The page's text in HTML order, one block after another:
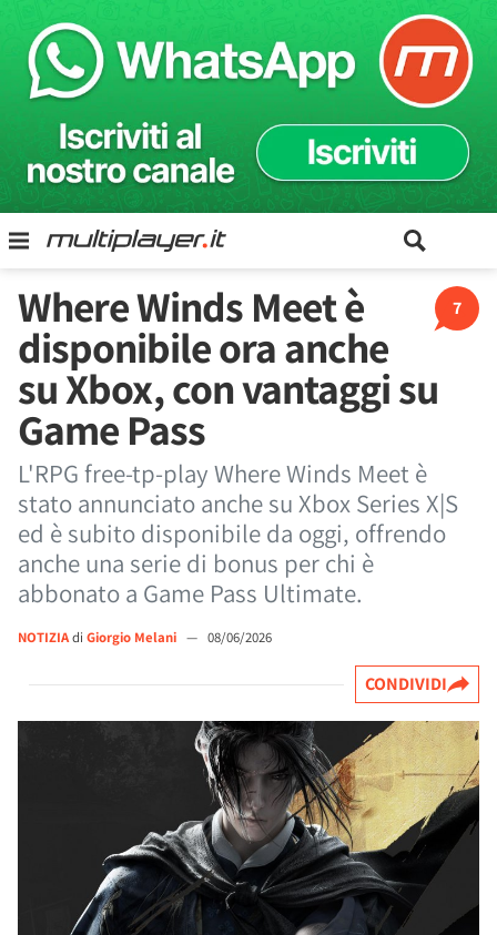
7
Where Winds Meet è
disponibile ora anche
su Xbox, con vantaggi su
Game Pass
L'RPG free-tp-play Where Winds Meet è
stato annunciato anche su Xbox Series X|S
ed è subito disponibile da oggi, offrendo
anche una serie di bonus per chi è
abbonato a Game Pass Ultimate.
NOTIZIAdi Giorgio Melani — 08/06/2026
CONDIVIDI